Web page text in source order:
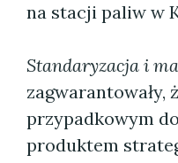
na stacji paliw w
Standaryzacja i
zagwarantowały,
przypadkowym
produktem